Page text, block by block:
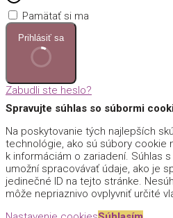
Pamätať si ma
Prihlásiť sa
Zabudli ste heslo?
Spravujte súhlas so súbormi
Na poskytovanie tých najlepších
technológie, ako sú súbory cookie
k informáciám o zariadení. Súhlas
umožní spracovávať údaje, ako je
jedinečné ID na tejto stránke.
môže nepriaznivo ovplyvniť určité